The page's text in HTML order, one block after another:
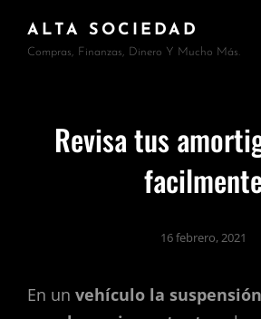
ALTA SOCIEDAD
Compras, Finanzas, Dinero Y Mucho Más.
Revisa tus
facilmente
16 febrero, 2021
En un vehículo la